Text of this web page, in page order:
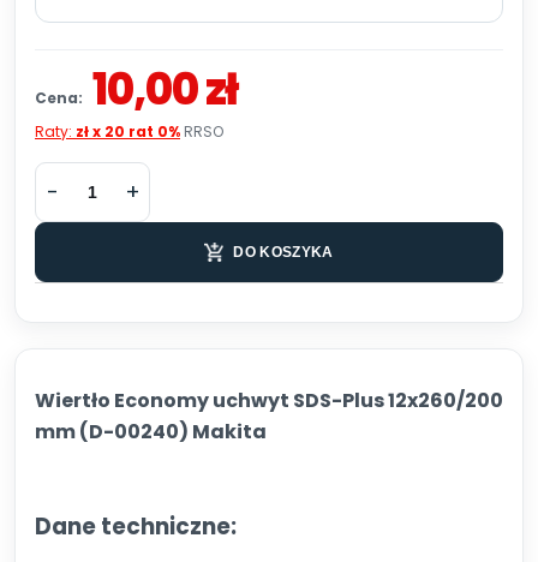
Cena: 10,00 zł
Raty: zł x 20 rat 0% RRSO
DO KOSZYKA
Wiertło Economy uchwyt SDS-Plus 12x260/200
mm (D-00240) Makita
Dane techniczne: